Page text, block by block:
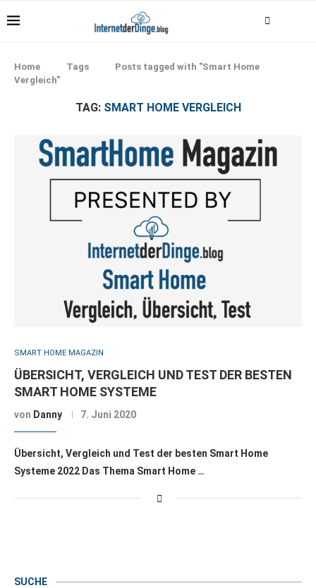
Home Tags
Posts tagged with "Smart Home
Vergleich"
TAG: SMART HOME VERGLEICH
SMART HOME MAGAZIN
ÜBERSICHT, VERGLEICH UND TEST DER BESTEN
SMART HOME SYSTEME
von Danny 7. Juni 2020
Übersicht, Vergleich und Test der besten Smart Home
Systeme 2022 Das Thema Smart Home …
SUCHE